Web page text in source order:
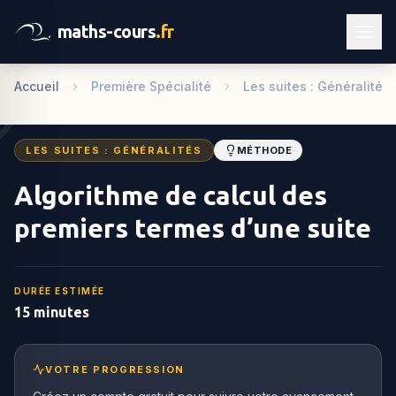
maths-cours.fr
Accueil Première Spécialité Les suites : Généralités
LES SUITES : GÉNÉRALITÉS MÉTHODE
Algorithme de calcul des
premiers termes d’une suite
DURÉE ESTIMÉE
15 minutes
VOTRE PROGRESSION